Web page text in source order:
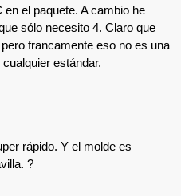
el paquete. A cambio he
sólo necesito 4. Claro que
francamente eso no es una
estándar.
rápido. Y el molde es
?